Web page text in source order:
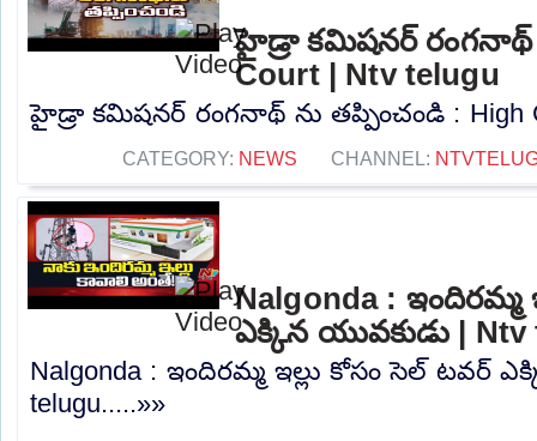
హైడ్రా కమిషనర్ రంగనాథ్
Court | Ntv telugu
హైడ్రా కమిషనర్ రంగనాథ్ ను తప్పించండి : High
CATEGORY: NEWS CHANNEL:
Nalgonda : ఇందిరమ్మ
ఎక్కిన యువకుడు | Ntv
Nalgonda : ఇందిరమ్మ ఇల్లు కోసం సెల్ టవర్
telugu.....»»